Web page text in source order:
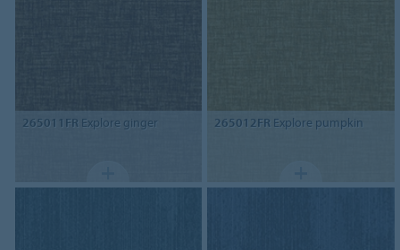
265011FR Explore ginger 265012FR Explore pumpkin